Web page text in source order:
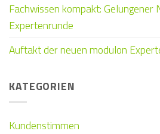
Fachwissen kompakt:
Expertenrunde
Auftakt der neuen modulon
KATEGORIEN
Kundenstimmen